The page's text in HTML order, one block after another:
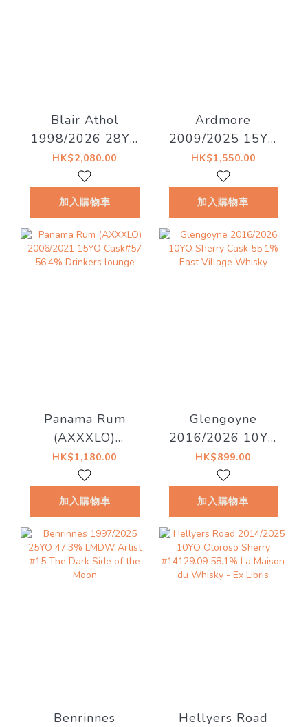
Blair Athol
1998/2026 28YO
52.8% Decadent
Drinks - Decadent
Drams
HK$2,080.00
加入購物車
Ardmore
2009/2025 15YO
#3 57% La Maison
du Whisky - Artist
#15 The Dark Side
HK$1,550.00
加入購物車
Panama Rum
(AXXXLO)
2006/2021 15YO
Cask#57 56.4%
Drinkers lounge
HK$1,180.00
加入購物車
Glengoyne
2016/2026 10YO
Sherry Cask
55.1% East
Village Whisky
HK$899.00
加入購物車
Benrinnes
Hellyers Road